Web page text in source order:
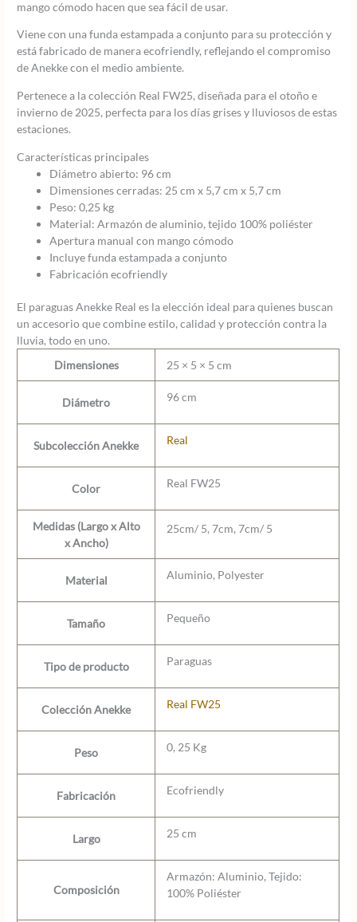
mango cómodo hacen que sea fácil de usar.
Viene con una funda estampada a conjunto para su protección y
está fabricado de manera ecofriendly, reflejando el compromiso
de Anekke con el medio ambiente.
Pertenece a la colección Real FW25, diseñada para el otoño e
invierno de 2025, perfecta para los días grises y lluviosos de estas
estaciones.
Características principales
Diámetro abierto: 96 cm
Dimensiones cerradas: 25 cm x 5,7 cm x 5,7 cm
Peso: 0,25 kg
Material: Armazón de aluminio, tejido 100% poliéster
Apertura manual con mango cómodo
Incluye funda estampada a conjunto
Fabricación ecofriendly
El paraguas Anekke Real es la elección ideal para quienes buscan
un accesorio que combine estilo, calidad y protección contra la
lluvia, todo en uno.
Dimensiones
25 × 5 × 5 cm
Diámetro 96 cm
Subcolección Anekke Real
Color Real FW25
Medidas (Largo x Alto
x Ancho)
25cm/ 5, 7cm, 7cm/ 5
Material Aluminio, Polyester
Tamaño Pequeño
Tipo de producto Paraguas
Colección Anekke Real FW25
Peso 0, 25 Kg
Fabricación Ecofriendly
Largo 25 cm
Composición
Armazón: Aluminio, Tejido:
100% Poliéster